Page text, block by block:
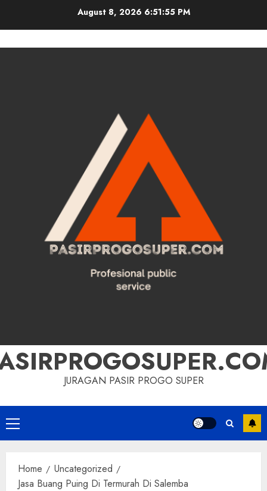
August 8, 2026 6:51:56 PM
JURAGAN PASIR PROGO SUPER
Primary
Menu
Home
Uncategorized
Jasa Buang Puing Di Termurah Di Salemba